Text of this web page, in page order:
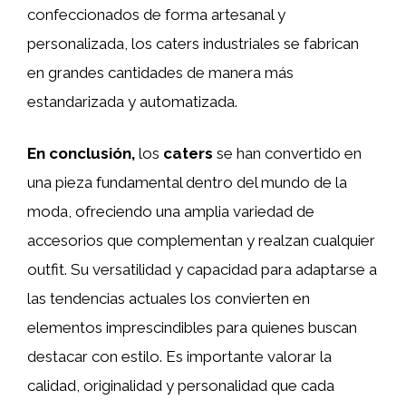
confeccionados de forma artesanal y
personalizada, los caters industriales se fabrican
en grandes cantidades de manera más
estandarizada y automatizada.
En conclusión, los caters se han convertido en
una pieza fundamental dentro del mundo de la
moda, ofreciendo una amplia variedad de
accesorios que complementan y realzan cualquier
outfit. Su versatilidad y capacidad para adaptarse a
las tendencias actuales los convierten en
elementos imprescindibles para quienes buscan
destacar con estilo. Es importante valorar la
calidad, originalidad y personalidad que cada